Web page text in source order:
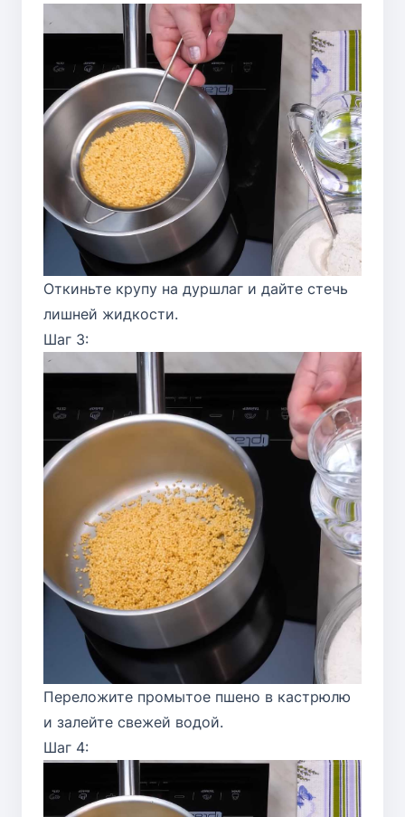
Откиньте крупу на дуршлаг и дайте стечь
лишней жидкости.
Шаг 3:
Переложите промытое пшено в кастрюлю
и залейте свежей водой.
Шаг 4: